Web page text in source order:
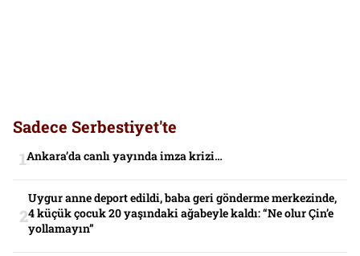
Sadece Serbestiyet'te
Ankara’da canlı yayında imza krizi…
Uygur anne deport edildi, baba geri gönderme merkezinde,
4 küçük çocuk 20 yaşındaki ağabeyle kaldı: “Ne olur Çin’e
yollamayın”